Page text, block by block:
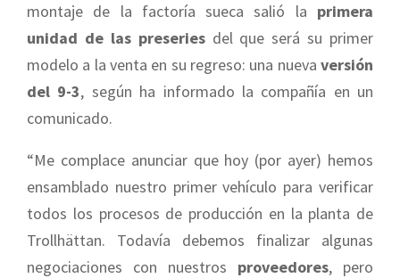
montaje de la factoría sueca salió la primera
unidad de las preseriesdel que será su primer
modelo a la venta en su regreso: una nueva versión
del 9-3, según ha informado la compañía en un
comunicado.
“Me complace anunciar que hoy (por ayer) hemos
ensamblado nuestro primer vehículo para verificar
todos los procesos de producción en la planta de
Trollhättan. Todavía debemos finalizar algunas
negociaciones con nuestros proveedores, pero